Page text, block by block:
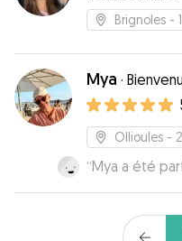
Brignoles -
Mya ·
Ollioules -
“Mya a été